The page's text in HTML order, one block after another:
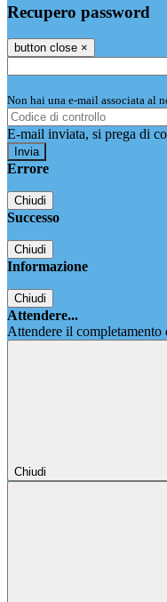
Recupero password
button close ×
Non hai una e-mail associata al
E-mail inviata, si prega di
Errore
Chiudi
Successo
Chiudi
Informazione
Chiudi
Attendere...
Attendere il completamento
Chiudi